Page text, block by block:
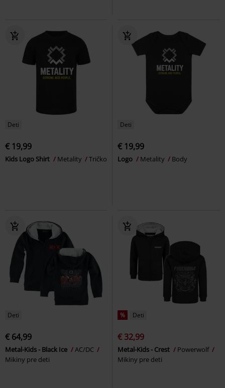
Deti
€ 19,99
Kids Logo Shirt Metality Tričko
Deti
€ 19,99
Logo Metality Body
Deti
€ 64,99
Metal-Kids - Black Ice
AC/DC
Mikiny pre deti
% Deti
€ 32,99
Metal-Kids - Crest
Powerwolf
Mikiny pre deti